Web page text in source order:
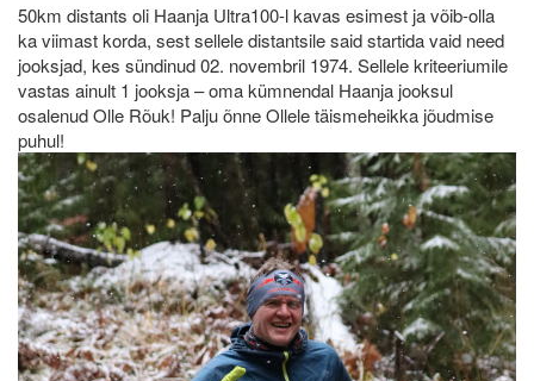
50km distants oli Haanja Ultra100-l kavas esimest ja võib-olla
ka viimast korda, sest sellele distantsile said startida vaid need
jooksjad, kes sündinud 02. novembril 1974. Sellele kriteeriumile
vastas ainult 1 jooksja – oma kümnendal Haanja jooksul
osalenud Olle Rõuk! Palju õnne Ollele täismeheikka jõudmise
puhul!